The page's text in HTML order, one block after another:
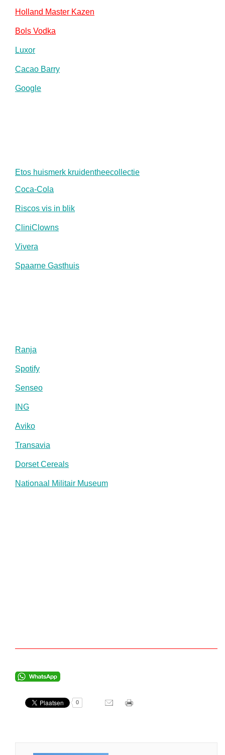
Holland Master Kazen
Bols Vodka
Luxor
Cacao Barry
Google
Etos huismerk kruidentheecollectie
Coca-Cola
Riscos vis in blik
CliniClowns
Vivera
Spaarne Gasthuis
Ranja
Spotify
Senseo
ING
Aviko
Transavia
Dorset Cereals
Nationaal Militair Museum
0